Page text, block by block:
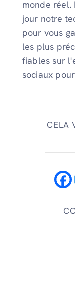
monde réel.
jour notre
pour vous
les plus
fiables sur
sociaux
CELA